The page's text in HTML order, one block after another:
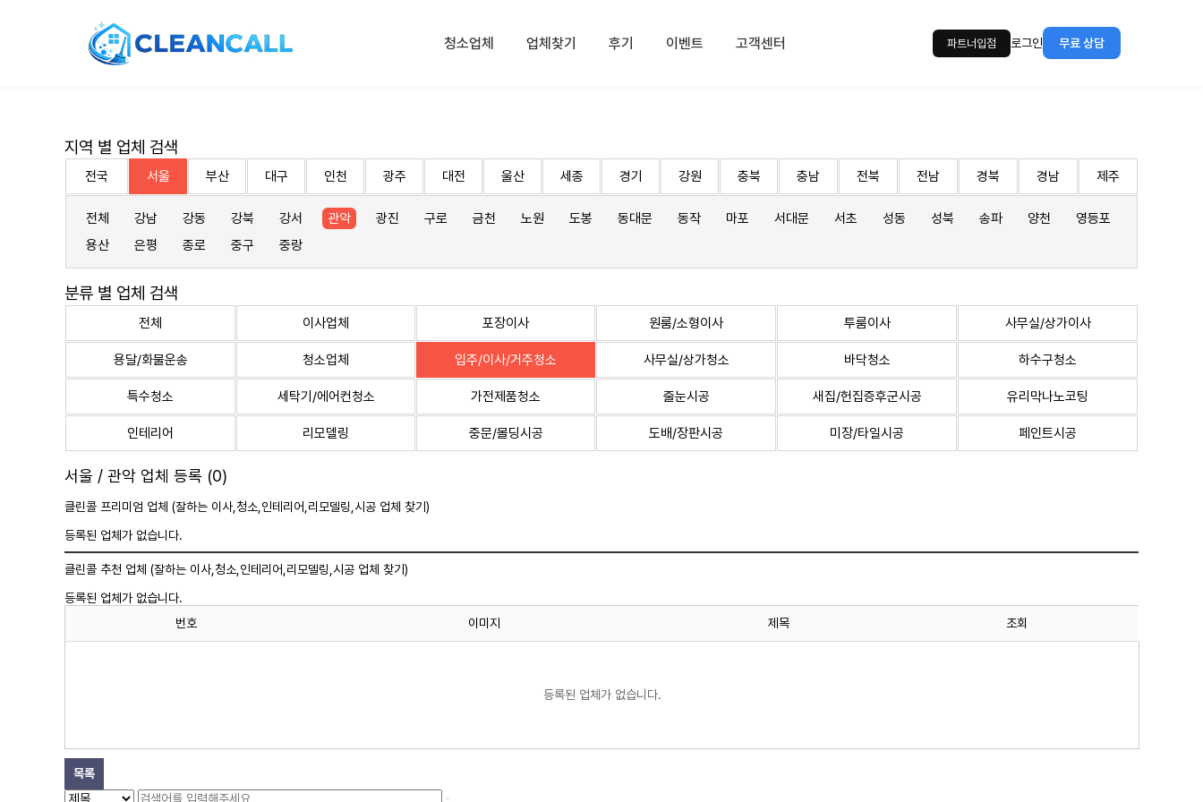
청소업체 업체찾기 후기 이벤트 고객센터 파트너입점 로그인 무료 상담
지역 별 업체 검색
전국 서울 부산 대구 인천 광주 대전 울산 세종 경기 강원 충북 충남 전북 전남 경북 경남 제주
전체 강남 강동 강북 강서 관악 광진 구로 금천 노원 도봉 동대문 동작 마포 서대문 서초 성동 성북 송파 양천
영등포
용산
은평 종로 중구 중랑
분류 별 업체 검색
전체 이사업체 포장이사 원룸/소형이사 투룸이사 사무실/상가이사
용달/화물운송 청소업체 입주/이사/거주청소 사무실/상가청소 바닥청소 하수구청소
특수청소 세탁기/에어컨청소 가전제품청소 줄눈시공 새집/헌집증후군시공 유리막나노코팅
인테리어 리모델링 중문/몰딩시공 도배/장판시공 미장/타일시공 페인트시공
서울 / 관악 업체 등록 (0)
클린콜 프리미엄 업체 (잘하는 이사, 청소 ,인테리어,리모델링,시공 업체 찾기)
등록된 업체가 없습니다.
클린콜 추천 업체 (잘하는 이사, 청소 ,인테리어,리모델링,시공 업체 찾기)
등록된 업체가 없습니다.
번호
이미지 제목 조회
등록된 업체가 없습니다.
목록